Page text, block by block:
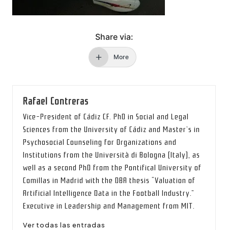
Share via:
More
Rafael Contreras
Vice-President of Cádiz CF. PhD in Social and Legal
Sciences from the University of Cádiz and Master’s in
Psychosocial Counseling for Organizations and
Institutions from the Università di Bologna (Italy), as
well as a second PhD from the Pontifical University of
Comillas in Madrid with the DBA thesis “Valuation of
Artificial Intelligence Data in the Football Industry.”
Executive in Leadership and Management from MIT.
Ver todas las entradas